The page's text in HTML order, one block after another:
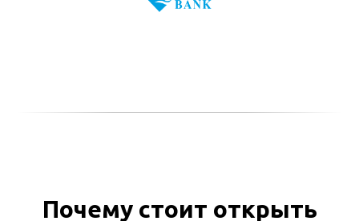
Почему стоит открыть